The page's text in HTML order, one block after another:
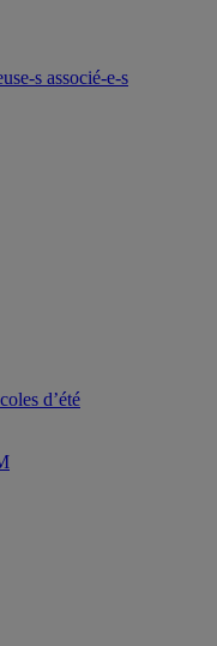
s associé-e-s
d’été